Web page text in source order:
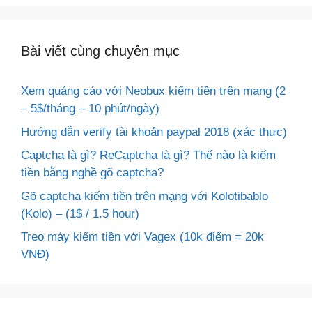
Bài viết cùng chuyên mục
Xem quảng cáo với Neobux kiếm tiền trên mạng (2
– 5$/tháng – 10 phút/ngày)
Hướng dẫn verify tài khoản paypal 2018 (xác thực)
Captcha là gì? ReCaptcha là gì? Thế nào là kiếm
tiền bằng nghề gõ captcha?
Gõ captcha kiếm tiền trên mạng với Kolotibablo
(Kolo) – (1$ / 1.5 hour)
Treo máy kiếm tiền với Vagex (10k điểm = 20k
VNĐ)